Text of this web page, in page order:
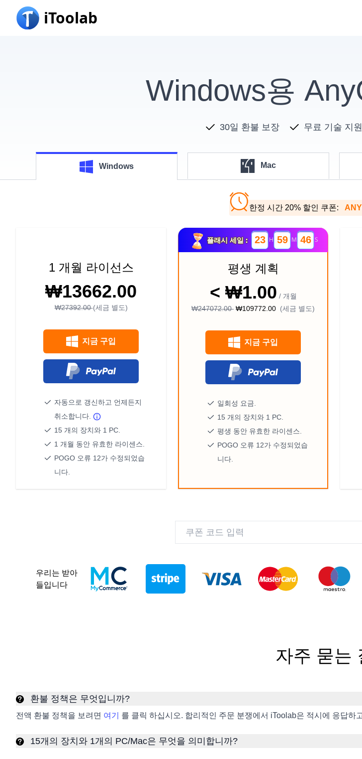
iToolab
Windows용
30일 환불 보장 무료 기술 지원
Windows Mac
한정 시간 20% 할인 쿠폰:
1 개월 라이선스
₩13662.00
₩27392.00(세금 별도)
지금 구입
자동으로 갱신하고 언제든지
취소합니다.
15 개의 장치와 1 PC.
1 개월 동안 유효한 라이센스.
POGO 오류 12가 수정되었습
니다.
플래시 세일 : 23 H 59 M 45 S
평생 계획
< ₩1.00 / 개월
₩247072.00 ₩109772.00 (세금 별도)
지금 구입
일회성 요금.
15 개의 장치와 1 PC.
평생 동안 유효한 라이센스.
POGO 오류 12가 수정되었습
니다.
우리는 받아
들입니다
자주 묻는
환불 정책은 무엇입니까?
전액 환불 정책을 보려면 여기 를 클릭 하십시오. 합리적인 주문 분쟁에서 iToolab은 적시에 응답
15개의 장치와 1개의 PC/Mac은 무엇을 의미합니까?
제품: AnyGo
라이선스 플
$399.95